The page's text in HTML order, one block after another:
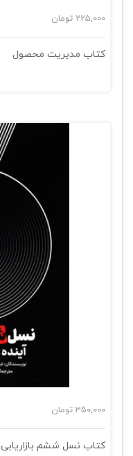
225,000 تومان
کتاب مدیریت محصول
350,000 تومان
کتاب نسل ششم بازاریابی